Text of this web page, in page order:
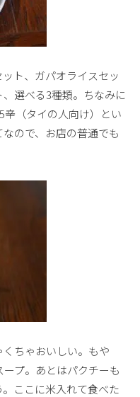
ト、ガパオライスセッ
選べる3種類。ちなみに
（タイの人向け）とい
ので、お店の普通でも
ちゃおいしい。もや
プ。あとはパクチーも
ここに米入れて食べた